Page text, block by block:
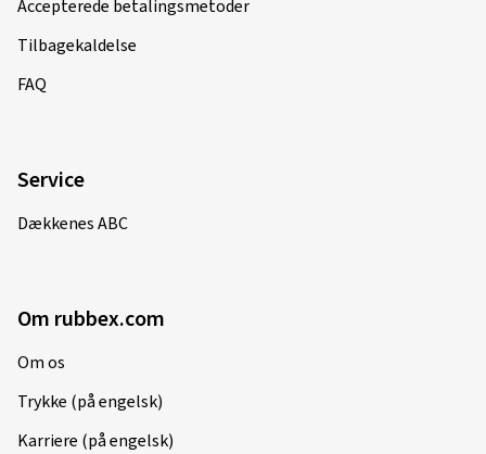
Accepterede betalingsmetoder
Tilbagekaldelse
FAQ
Service
Dækkenes ABC
Om rubbex.com
Om os
Trykke (på engelsk)
Karriere (på engelsk)